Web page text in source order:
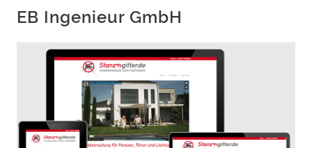
EB Ingenieur GmbH